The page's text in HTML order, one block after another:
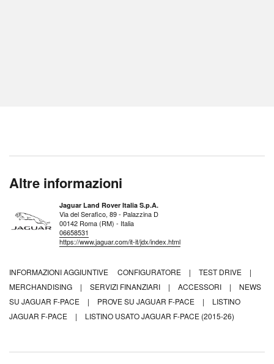
Altre informazioni
Jaguar Land Rover Italia S.p.A.
Via del Serafico, 89 - Palazzina D
00142 Roma (RM) - Italia
06658531
https://www.jaguar.com/it-it/jdx/index.html
INFORMAZIONI AGGIUNTIVE CONFIGURATORE | TEST DRIVE
|
MERCHANDISING
| SERVIZI FINANZIARI | ACCESSORI |
NEWS
SU JAGUAR F-PACE
| PROVE SU JAGUAR F-PACE |
LISTINO
JAGUAR F-PACE
| LISTINO USATO JAGUAR F-PACE (2015-26)